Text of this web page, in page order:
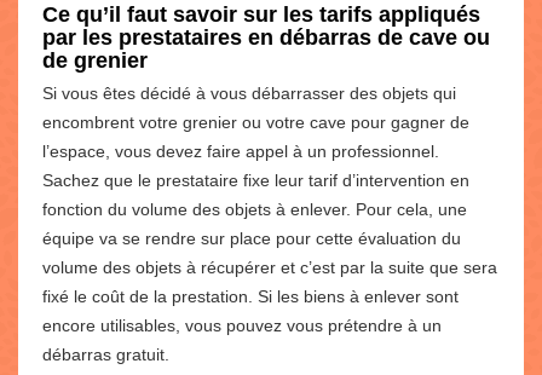
Ce qu’il faut savoir sur les tarifs appliqués
par les prestataires en débarras de cave ou
de grenier
Si vous êtes décidé à vous débarrasser des objets qui
encombrent votre grenier ou votre cave pour gagner de
l’espace, vous devez faire appel à un professionnel.
Sachez que le prestataire fixe leur tarif d’intervention en
fonction du volume des objets à enlever. Pour cela, une
équipe va se rendre sur place pour cette évaluation du
volume des objets à récupérer et c’est par la suite que sera
fixé le coût de la prestation. Si les biens à enlever sont
encore utilisables, vous pouvez vous prétendre à un
débarras gratuit.